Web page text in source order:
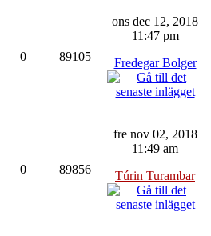
0 89105
ons dec 12, 2018
11:47 pm
Fredegar Bolger
0 89856
fre nov 02, 2018
11:49 am
Túrin Turambar